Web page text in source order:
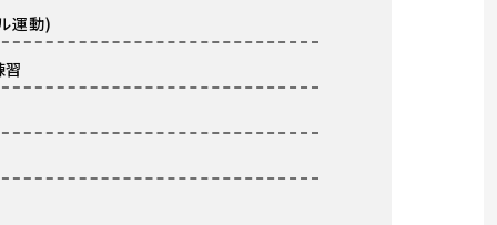
運動)